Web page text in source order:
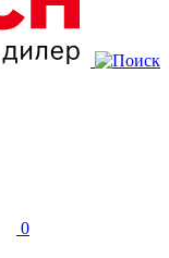
0